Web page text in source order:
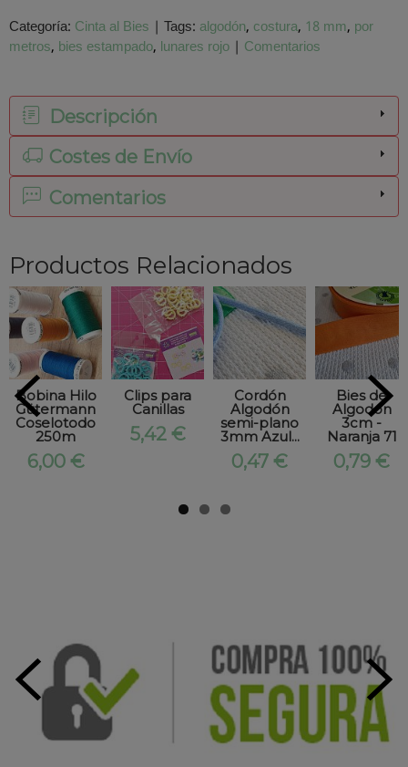
Categoría: Cinta al Bies | Tags: algodón costura 18 mm por
metros bies estampado lunares rojo | Comentarios
Descripción
Costes de Envío
Comentarios
Productos Relacionados
Bobina Hilo
Gütermann
Coselotodo
250m
6,00 €
Clips para
Canillas
5,42 €
Cordón
Algodón
semi-plano
3mm Azul...
0,47 €
Bies de
Algodón
3cm -
Naranja 71
0,79 €